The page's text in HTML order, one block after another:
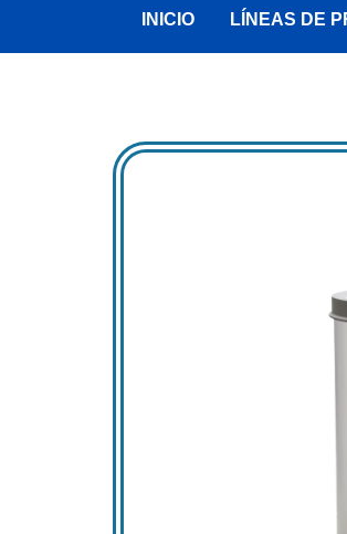
INICIO LÍNEAS DE